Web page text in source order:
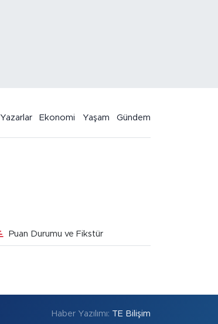
Yazarlar Ekonomi Yaşam Gündem
Puan Durumu ve Fikstür
Haber Yazılımı: TE Bilişim